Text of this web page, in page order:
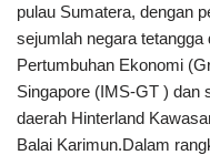
pulau Sumatera, dengan
sejumlah negara
Pertumbuhan Ekonomi
Singapore (IMS-GT ) dan
daerah Hinterland
Balai Karimun.Dalam